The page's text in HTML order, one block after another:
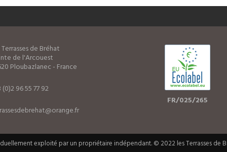
Terrasses de Bréhat
de l'Arcouest
Ploubazlanec - France
(0)2 96 55 77 92
FR/025/265
exploité par un propriétaire indépendant. © 2022 les Terrasses de